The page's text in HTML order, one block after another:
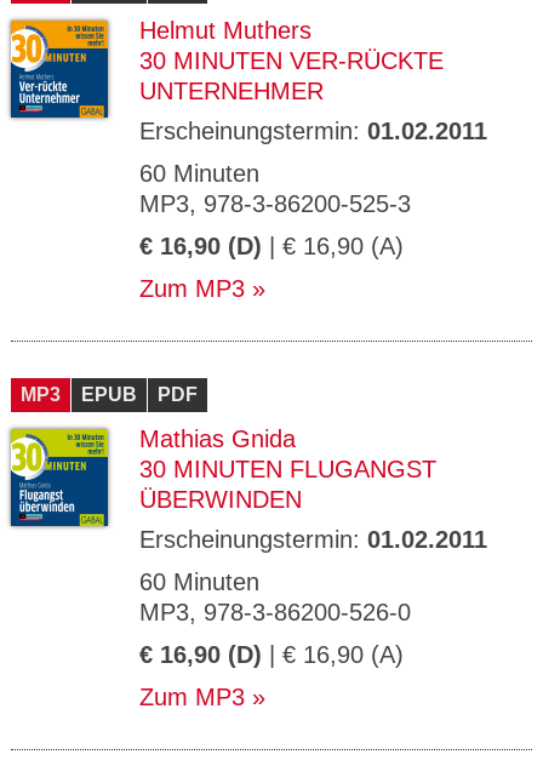
Helmut Muthers
30 MINUTEN VER-RÜCKTE
UNTERNEHMER
Erscheinungstermin: 01.02.2011
60 Minuten
MP3, 978-3-86200-525-3
€ 16,90 (D) | € 16,90 (A)
Zum MP3
MP3 EPUB PDF
Mathias Gnida
30 MINUTEN FLUGANGST
ÜBERWINDEN
Erscheinungstermin: 01.02.2011
60 Minuten
MP3, 978-3-86200-526-0
€ 16,90 (D) | € 16,90 (A)
Zum MP3